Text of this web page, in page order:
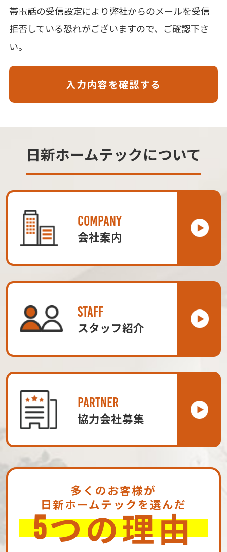
帯電話の受信設定により弊社からのメールを受信
拒否している恐れがございますので、ご確認下さ
い。
日新ホームテックについて
COMPANY
会社案内
STAFF
スタッフ紹介
PARTNER
協力会社募集
多くのお客様が
日新ホームテックを選んだ
5つの理由